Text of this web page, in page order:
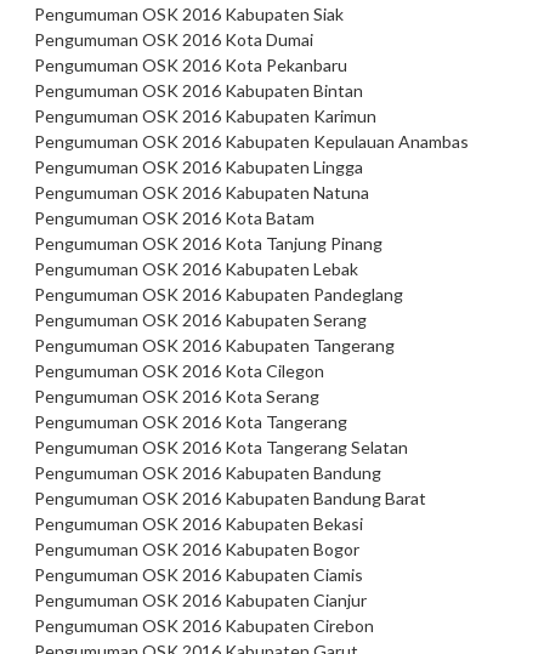
Pengumuman OSK 2016 Kabupaten Siak
Pengumuman OSK 2016 Kota Dumai
Pengumuman OSK 2016 Kota Pekanbaru
Pengumuman OSK 2016 Kabupaten Bintan
Pengumuman OSK 2016 Kabupaten Karimun
Pengumuman OSK 2016 Kabupaten Kepulauan Anambas
Pengumuman OSK 2016 Kabupaten Lingga
Pengumuman OSK 2016 Kabupaten Natuna
Pengumuman OSK 2016 Kota Batam
Pengumuman OSK 2016 Kota Tanjung Pinang
Pengumuman OSK 2016 Kabupaten Lebak
Pengumuman OSK 2016 Kabupaten Pandeglang
Pengumuman OSK 2016 Kabupaten Serang
Pengumuman OSK 2016 Kabupaten Tangerang
Pengumuman OSK 2016 Kota Cilegon
Pengumuman OSK 2016 Kota Serang
Pengumuman OSK 2016 Kota Tangerang
Pengumuman OSK 2016 Kota Tangerang Selatan
Pengumuman OSK 2016 Kabupaten Bandung
Pengumuman OSK 2016 Kabupaten Bandung Barat
Pengumuman OSK 2016 Kabupaten Bekasi
Pengumuman OSK 2016 Kabupaten Bogor
Pengumuman OSK 2016 Kabupaten Ciamis
Pengumuman OSK 2016 Kabupaten Cianjur
Pengumuman OSK 2016 Kabupaten Cirebon